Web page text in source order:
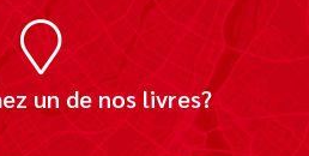
un de nos livres?